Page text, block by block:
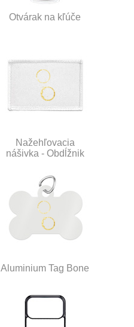
Otvárak na kľúče
Nažehľovacia
nášivka - Obdĺžnik
Aluminium Tag Bone